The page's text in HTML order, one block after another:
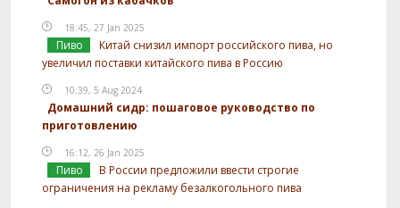
18:45, 27 Jan 2025
Пиво
Китай снизил импорт российского пива, но
увеличил поставки китайского пива в Россию
10:39, 5 Aug 2024
Домашний сидр: пошаговое руководство по
приготовлению
16:12, 26 Jan 2025
Пиво
В России предложили ввести строгие
ограничения на рекламу безалкогольного пива